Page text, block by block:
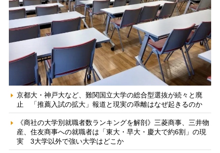
京都大・神戸大など、難関国立大学の総合型選抜が続々と廃
止 「推薦入試の拡大」報道と現実の乖離はなぜ起きるのか
《商社の大学別就職者数ランキングを解剖》三菱商事、三井物
産、住友商事への就職者は「東大・早大・慶大で約6割」の現
実 3大学以外で強い大学はどこか